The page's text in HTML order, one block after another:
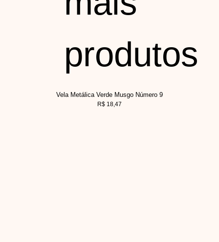
produtos
Vela Metálica Verde Musgo Número 9
R$ 18,47